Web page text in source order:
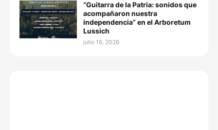
“Guitarra de la Patria: sonidos que
acompañaron nuestra
independencia” en el Arboretum
Lussich
julio 16, 2026